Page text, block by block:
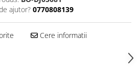
ajutor? 0770808139
Cere informatii